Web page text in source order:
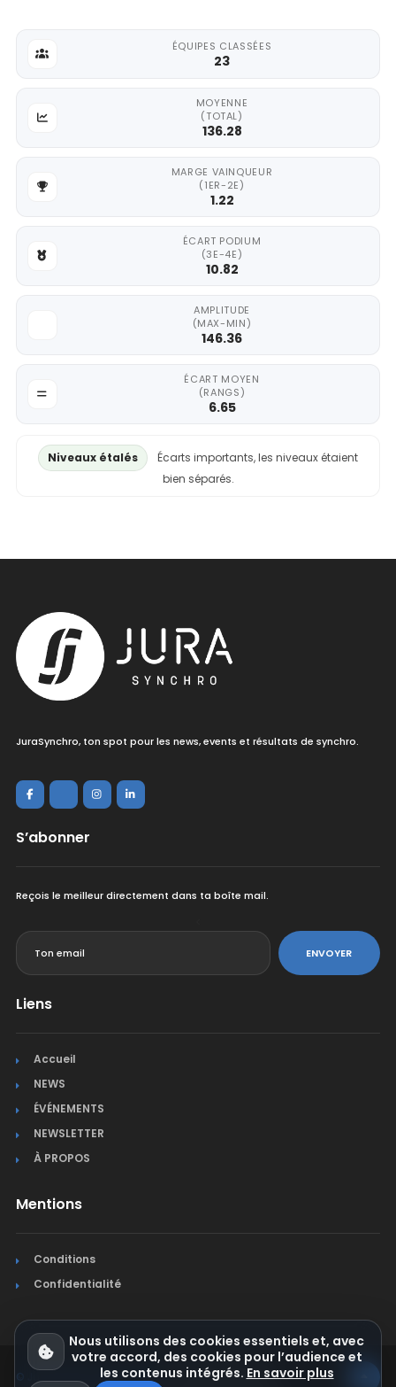
ÉQUIPES CLASSÉES
23
MOYENNE
(TOTAL)
136.28
MARGE VAINQUEUR
(1ER-2E)
1.22
ÉCART PODIUM
(3E-4E)
10.82
AMPLITUDE
(MAX-MIN)
146.36
ÉCART MOYEN
(RANGS)
6.65
Niveaux étalés
Écarts importants, les niveaux étaient
bien séparés.
JuraSynchro, ton spot pour les news, events et résultats de synchro.
S’abonner
Reçois le meilleur directement dans ta boîte mail.
ENVOYER
Liens
Accueil
NEWS
ÉVÉNEMENTS
NEWSLETTER
À PROPOS
Mentions
Conditions
Confidentialité
© Jura Synchro 2015-2026. Tous droits réservés.
Nous utilisons des cookies essentiels et, avec
votre accord, des cookies pour l’audience et
les contenus intégrés. En savoir plus